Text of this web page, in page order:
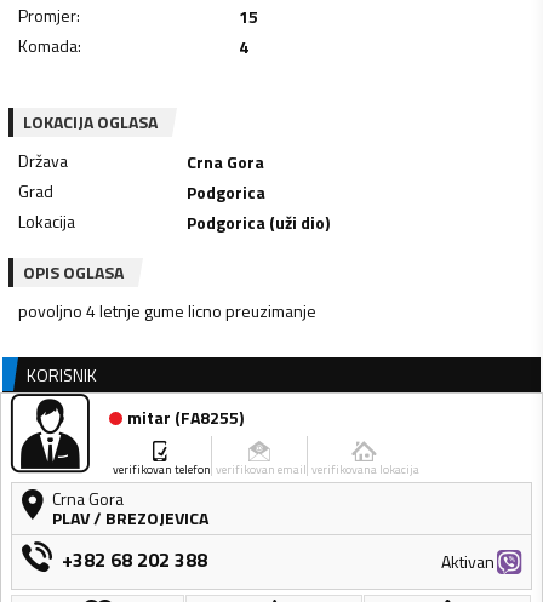
Promjer:
15
Komada: 4
LOKACIJA OGLASA
Država
Crna Gora
Grad
Podgorica
Lokacija
Podgorica (uži dio)
OPIS OGLASA
povoljno 4 letnje gume licno preuzimanje
KORISNIK
mitar (FA8255)
verifikovan telefon verifikovan email verifikovana lokacija
Crna Gora
PLAV/ BREZOJEVICA
+382 68 202 388 Aktivan